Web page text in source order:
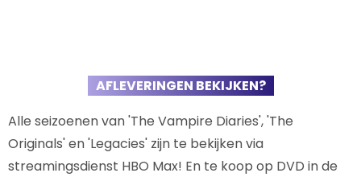
AFLEVERINGEN BEKIJKEN?
Alle seizoenen van 'The Vampire Diaries', 'The
Originals' en 'Legacies' zijn te bekijken via
streamingsdienst HBO Max! En te koop op DVD in de